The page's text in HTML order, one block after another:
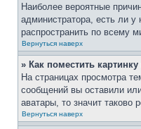
Наиболее вероятные
администратора, есть ли у
распространить по всему
Вернуться наверх
» Как поместить
На страницах просмотра
сообщений вы оставили
аватары, то значит таково
Вернуться наверх